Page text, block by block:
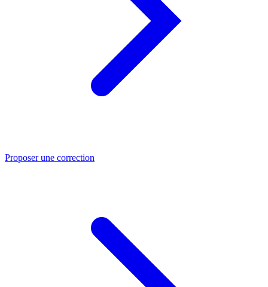
Proposer une correction